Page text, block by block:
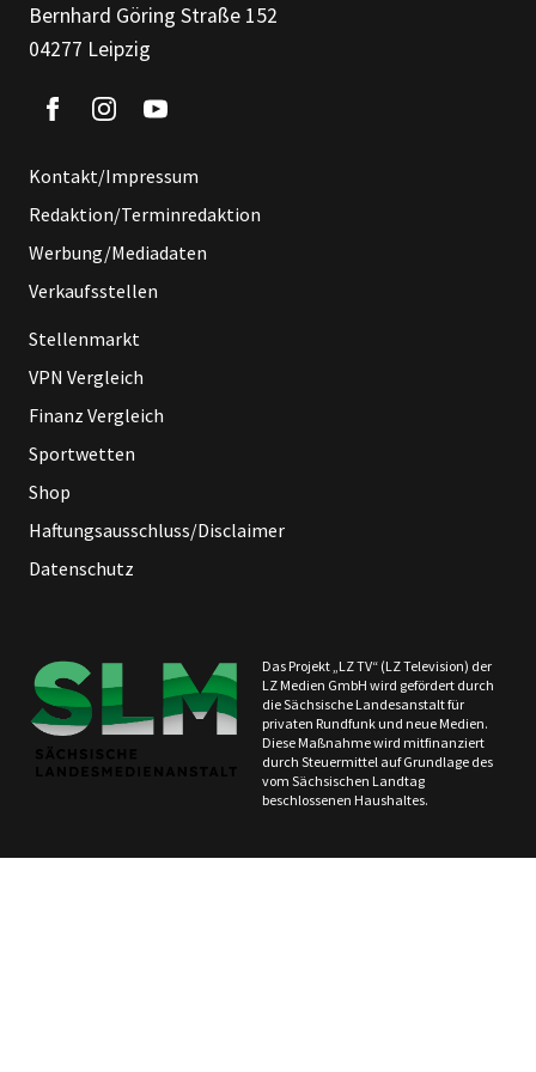
Bernhard Göring Straße 152
04277 Leipzig
Kontakt/Impressum
Redaktion/Terminredaktion
Werbung/Mediadaten
Verkaufsstellen
Stellenmarkt
VPN Vergleich
Finanz Vergleich
Sportwetten
Shop
Haftungsausschluss/Disclaimer
Datenschutz
Das Projekt „LZ TV“ (LZ Television) der
LZ Medien GmbH wird gefördert durch
die Sächsische Landesanstalt für
privaten Rundfunk und neue Medien.
Diese Maßnahme wird mitfinanziert
durch Steuermittel auf Grundlage des
vom Sächsischen Landtag
beschlossenen Haushaltes.